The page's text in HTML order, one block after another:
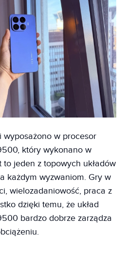
wyposażono w procesor
który wykonano w
jeden z topowych układów
każdym wyzwaniom. Gry w
wielozadaniowość, praca z
dzięki temu, że układ
bardzo dobrze zarządza